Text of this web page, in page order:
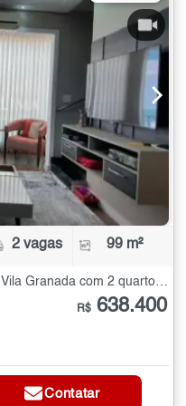
2 vagas 99 m²
Condomínio Fechado à Venda na Vila Granada com 2 quartos - 99 m²
R$ 638.400
Contatar